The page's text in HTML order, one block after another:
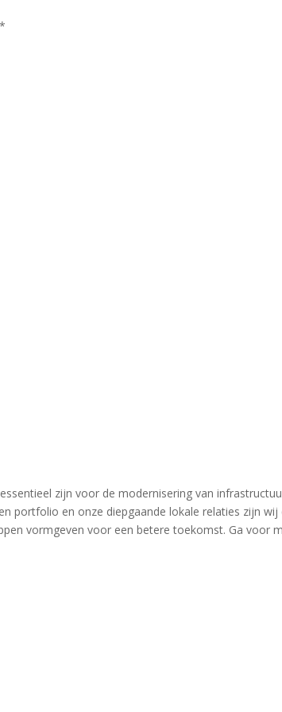
*
zijn voor de modernisering van
portfolio en onze diepgaande lokale relaties zijn
vormgeven voor een betere toekomst. Ga voor